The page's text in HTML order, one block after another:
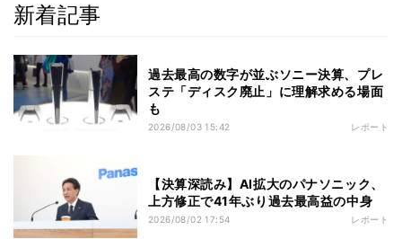
新着記事
過去最高の数字が並ぶソニー決算、プレ
ステ「ディスク廃止」に理解求める場面
も
2026/08/03 15:42 レポート
【決算深読み】AI拡大のパナソニック、
上方修正で41年ぶり過去最高益の中身
2026/08/02 17:54 レポート